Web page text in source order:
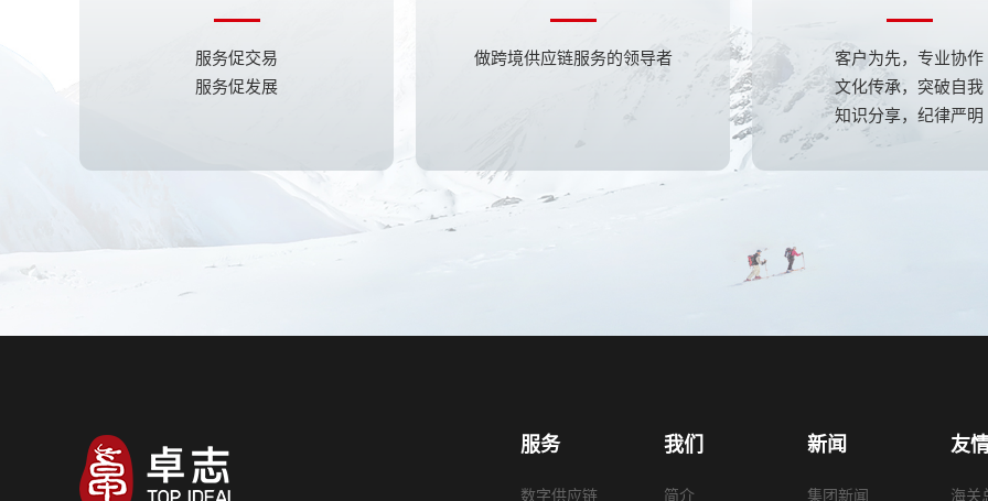
服务促交易
服务促发展
做跨境供应链服务的领导者
客户为先，专业协作
文化传承，突破自我
知识分享，纪律严明
服务
数字供应链
我们
简介
新闻
集团新闻
友
海关